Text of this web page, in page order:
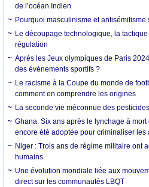
de l’océan Indien
Pourquoi masculinisme et antisémitisme
Le découpage technologique, la
régulation
Après les Jeux olympiques de Paris
des évènements sportifs ?
Le racisme à la Coupe du monde de
comment en comprendre les origines
La seconde vie méconnue des
Ghana. Six ans après le lynchage à mort
encore été adoptée pour criminaliser les
Niger : Trois ans de régime militaire ont
humains
Une évolution mondiale liée aux
direct sur les communautés LBQT